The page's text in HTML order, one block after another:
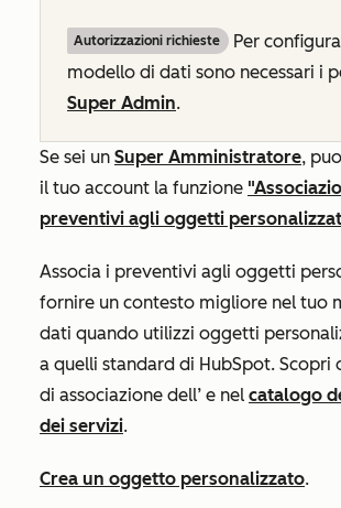
Autorizzazioni richieste
Per
modello di dati sono necessari i
Super Admin.
Se sei un Super Amministratore,
il tuo account la funzione
preventivi agli oggetti
Associa i preventivi agli oggetti
fornire un contesto migliore nel tuo
dati quando utilizzi oggetti
a quelli standard di HubSpot. Scopri
di associazione dell’ e nel catalogo
dei servizi.
Crea un oggetto personalizzato.